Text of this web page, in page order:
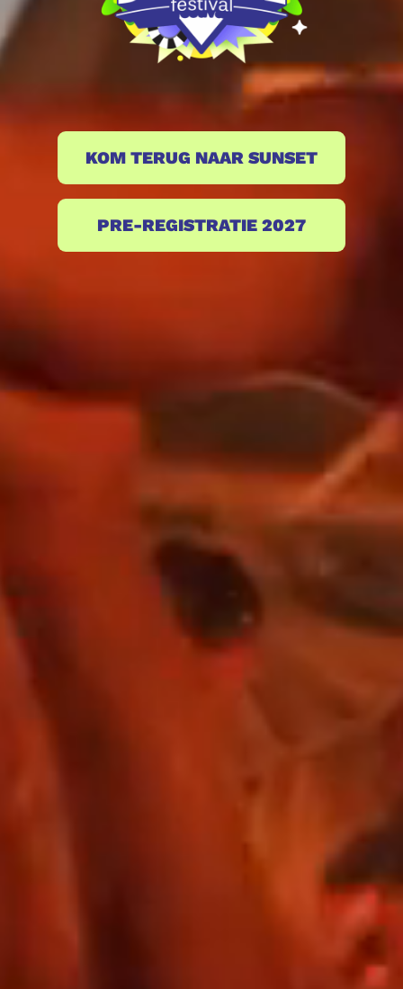
KOM TERUG NAAR SUNSET
PRE-REGISTRATIE 2027